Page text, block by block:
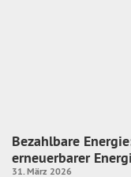
Bezahlbare
erneuerbarer
31. März 2026